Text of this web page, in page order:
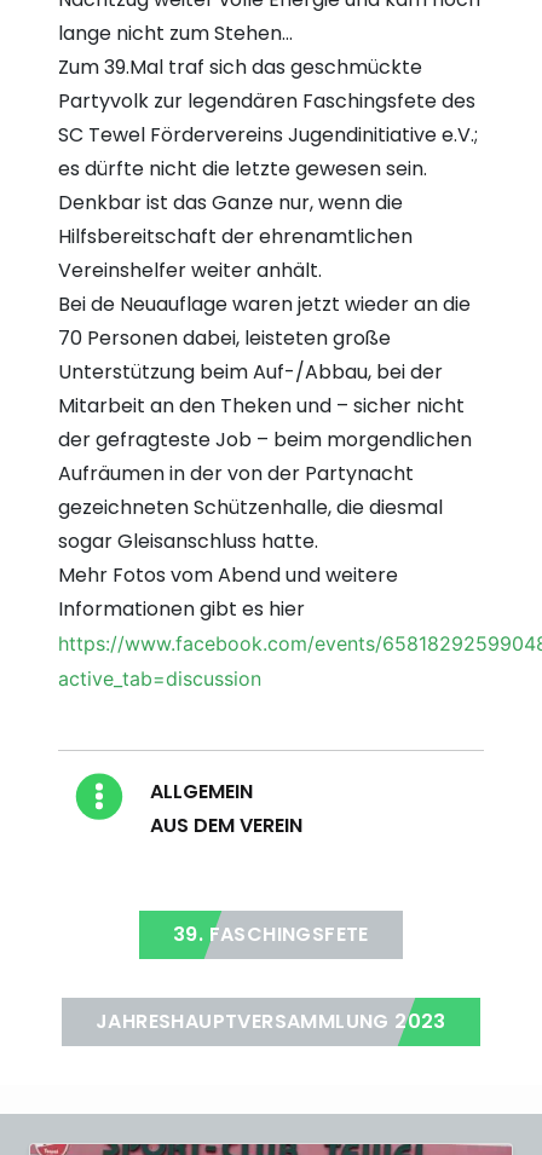
lange nicht zum Stehen…
Zum 39.Mal traf sich das geschmückte
Partyvolk zur legendären Faschingsfete des
SC Tewel Fördervereins Jugendinitiative e.V.;
es dürfte nicht die letzte gewesen sein.
Denkbar ist das Ganze nur, wenn die
Hilfsbereitschaft der ehrenamtlichen
Vereinshelfer weiter anhält.
Bei de Neuauflage waren jetzt wieder an die
70 Personen dabei, leisteten große
Unterstützung beim Auf-/Abbau, bei der
Mitarbeit an den Theken und – sicher nicht
der gefragteste Job – beim morgendlichen
Aufräumen in der von der Partynacht
gezeichneten Schützenhalle, die diesmal
sogar Gleisanschluss hatte.
Mehr Fotos vom Abend und weitere
Informationen gibt es hier
https://www.facebook.com/events/
active_tab=discussion
Blog Kategorien
ALLGEMEIN
AUS DEM VEREIN
39. FASCHINGSFETE
JAHRESHAUPTVERSAMMLUNG 2023